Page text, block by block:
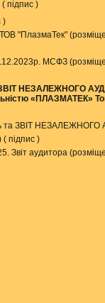
( підпис )
)
"ПлазмаТек"
МСФЗ
ЗВІТ НЕЗАЛЕЖНОГО
«ПЛАЗМАТЕК»
та ЗВІТ
( підпис )
Звіт аудитора